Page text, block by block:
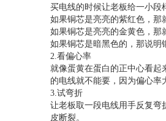
买电线的时候让老板给一小段
如果铜芯是亮亮的紫红色，那
如果铜芯是亮亮的金黄色，那
如果铜芯是暗黑色的，那说明
2.看偏心率
就像蛋黄在蛋白的正中心看起
的电线就不能要，因为偏心率
3.试弯折
让老板取一段电线用手反复弯
皮断裂。